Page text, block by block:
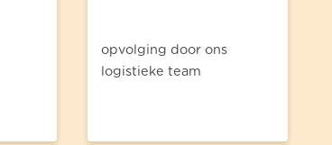
opvolging door ons
logistieke team